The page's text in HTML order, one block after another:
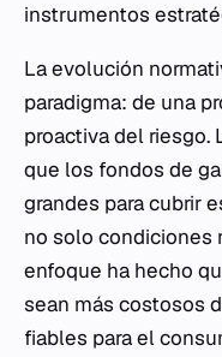
instrumentos
La evolución
paradigma: de una
proactiva del riesgo.
que los fondos de
grandes para cubrir
no solo condiciones
enfoque ha hecho
sean más costosos
fiables para el